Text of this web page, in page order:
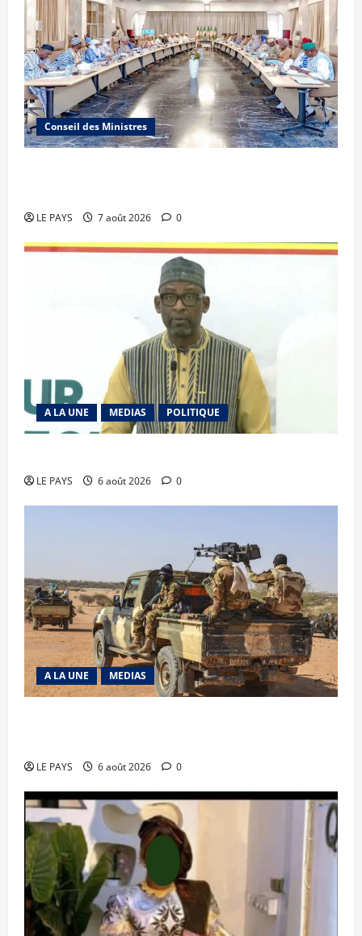
Conseil des Ministres
LE PAYS 7 août 2026 0
A LA UNE MEDIAS POLITIQUE
LE PAYS 6 août 2026 0
A LA UNE MEDIAS
LE PAYS 6 août 2026 0